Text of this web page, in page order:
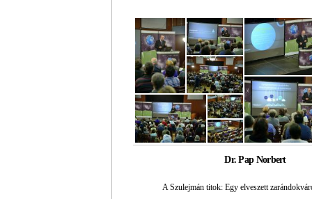
Dr. Pap Norbert
A Szulejmán titok: Egy elveszett